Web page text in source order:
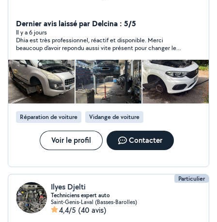
Dernier avis laissé par Delcina : 5/5
Il y a 6 jours
Dhia est très professionnel, réactif et disponible. Merci
beaucoup d'avoir repondu aussi vite présent pour changer le
Réparation de voiture Vidange de voiture
Voir le profil Contacter
Particulier
Ilyes Djelti
Techniciens expert auto
Saint-Genis-Laval (Basses-Barolles)
4,4/5 (40 avis)